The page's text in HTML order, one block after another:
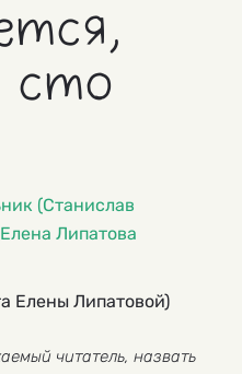
(Станислав
Елена Липатова
Елены Липатовой)
читатель, назвать